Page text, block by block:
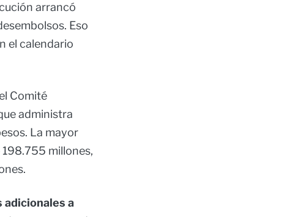
arrancó
Eso
el calendario
Comité
administra
La mayor
millones,
adicionales a